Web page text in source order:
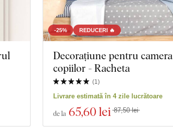
-25% REDUCERI 🔥
Decorațiune pentru camera
copiilor - Racheta
(1)
Livrare estimată în 4 zile lucrătoare
de la 65,60 lei 87,50 lei